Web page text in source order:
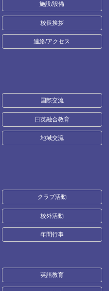
施設/設備
校長挨拶
連絡/アクセス
国際交流
日英融合教育
地域交流
クラブ活動
校外活動
年間行事
英語教育